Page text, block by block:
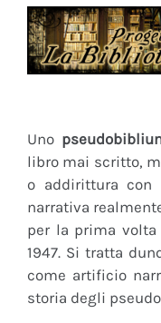
Uno
libro mai scritto,
o addirittura con
narrativa
per la prima volta
1947. Si tratta
come artificio
storia degli